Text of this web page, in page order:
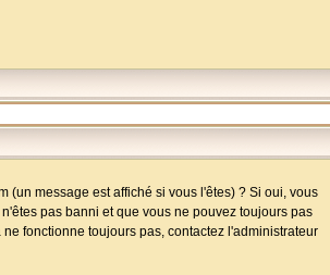
(un message est affiché si vous l'êtes) ? Si oui, vous
pas banni et que vous ne pouvez toujours pas
fonctionne toujours pas, contactez l'administrateur